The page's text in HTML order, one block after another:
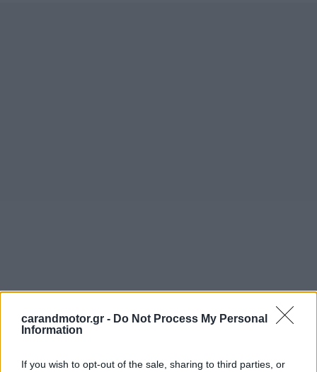
carandmotor.gr - Do Not Process My Personal
Information
If you wish to opt-out of the sale, sharing to third parties, or